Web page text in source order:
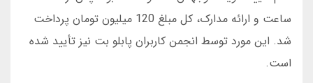
ساعت و ارائه مدارک، کل مبلغ 120 میلیون تومان پرداخت
شد. این مورد توسط انجمن کاربران پابلو بت نیز تأیید شده
است.